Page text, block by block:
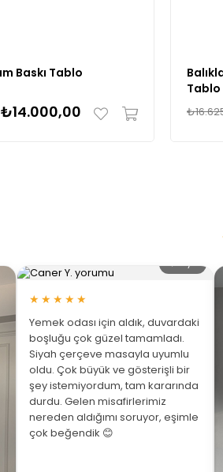
Baskı Tablo
₺14.000,00
Tablo
★★★★★
Yemek odası için aldık, duvardaki
boşluğu çok güzel tamamladı.
Siyah çerçeve masayla uyumlu
oldu. Çok büyük ve gösterişli bir
şey istemiyordum, tam kararında
durdu. Gelen misafirlerimiz
nereden aldığımı soruyor, eşimle
çok beğendik 😊